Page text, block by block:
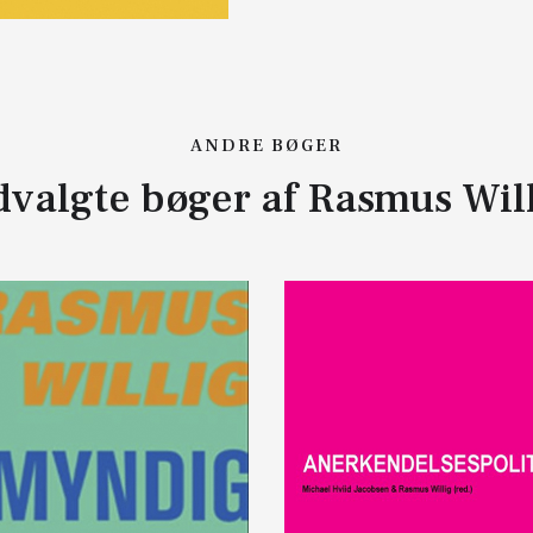
ANDRE BØGER
bøger af Rasmus